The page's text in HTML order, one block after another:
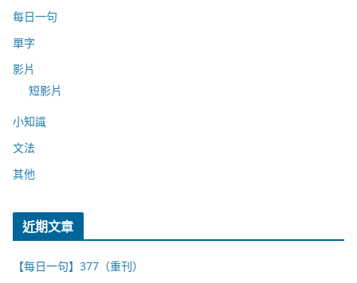
每日一句
單字
影片
短影片
小知識
文法
其他
近期文章
【每日一句】377（重刊）